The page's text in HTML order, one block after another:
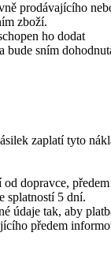
prodávajícího
zboží.
ho dodat
sním
zaplatí tyto
dopravce,
splatností 5 dní.
údaje tak, aby
předem